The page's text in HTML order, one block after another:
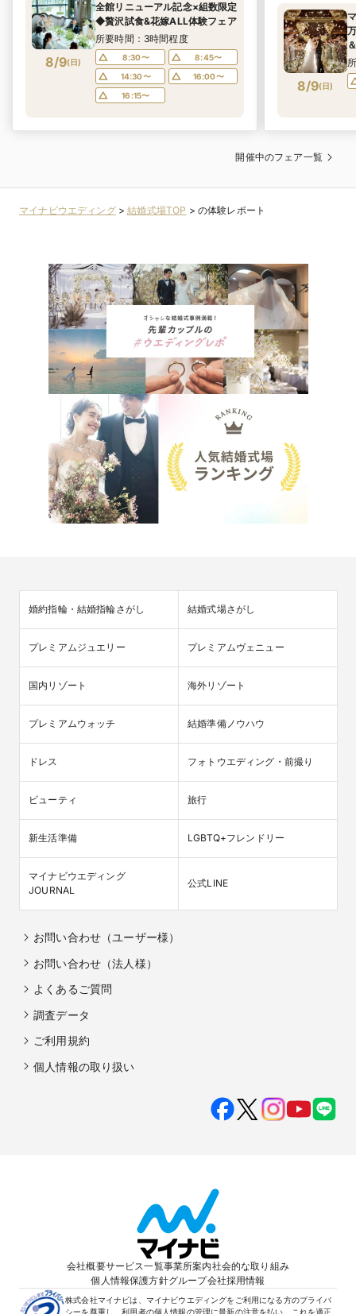
8/9(日)
全館リニューアル記念×組数限定
◆贅沢試食&花嫁ALL体験フェア
所要時間：3時間程度
8:30〜
8:45〜
14:30〜
16:00〜
16:15〜
8/9(日)
開催中のフェア一覧
マイナビウエディング>結婚式場TOP > の体験レポート
婚約指輪・結婚指輪さがし 結婚式場さがし
プレミアムジュエリー プレミアムヴェニュー
国内リゾート 海外リゾート
プレミアムウォッチ 結婚準備ノウハウ
ドレス フォトウエディング・前撮り
ビューティ 旅行
新生活準備 LGBTQ+フレンドリー
マイナビウエディング
JOURNAL
公式LINE
お問い合わせ（ユーザー様）
お問い合わせ（法人様）
よくあるご質問
調査データ
ご利用規約
個人情報の取り扱い
会社概要サービス一覧事業所案内社会的な取り組み
個人情報保護方針グループ会社採用情報
株式会社マイナビは、マイナビウエディングをご利用になる方のプライバ
シーを尊重し、利用者の個人情報の管理に最新の注意を払い、これを適正